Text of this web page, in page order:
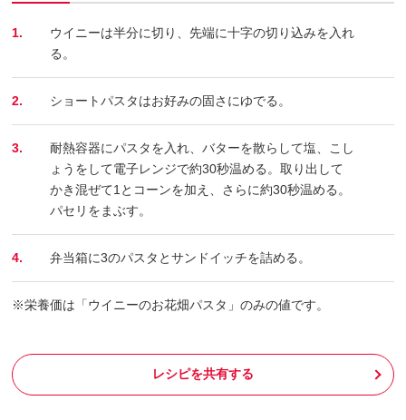
1.
ウイニーは半分に切り、先端に十字の切り込みを入れ
る。
2. ショートパスタはお好みの固さにゆでる。
3.
耐熱容器にパスタを入れ、バターを散らして塩、こし
ょうをして電子レンジで約30秒温める。取り出して
かき混ぜて1とコーンを加え、さらに約30秒温める。
パセリをまぶす。
4. 弁当箱に3のパスタとサンドイッチを詰める。
※栄養価は「ウイニーのお花畑パスタ」のみの値です。
レシピを共有する